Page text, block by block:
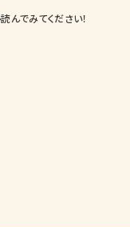
んでみてください！